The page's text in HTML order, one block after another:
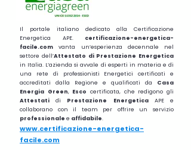
Il portale italiano dedicato alla Certificazione
Energetica APE. certificazione-energetica-
facile.com vanta un’esperienza decennale nel
settore dell’Attestato di Prestazione Energetica
in Italia. L’azienda si avvale di esperti in materia e di
una rete di professionisti Energetici certificati e
accreditati dalla Regione e qualificati da Casa
Energia Green, Escocertificata, che redigono gli
Attestatidi Prestazione EnergeticaAPE e
collaborano con il team per offrire un servizio
professionale e affidabile.
www.certificazione-energetica-
facile.com